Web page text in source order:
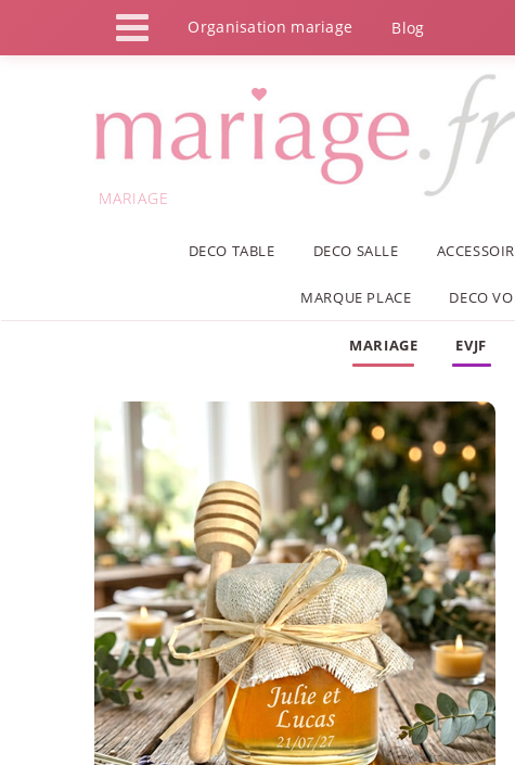
Organisation mariage Blog
MARIAGE
DECO TABLE DECO SALLE
MARQUE PLACE DECO
MARIAGE EVJF
Panneau de gestion des cookies